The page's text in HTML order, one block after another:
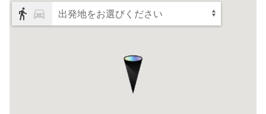
出発地をお選びください